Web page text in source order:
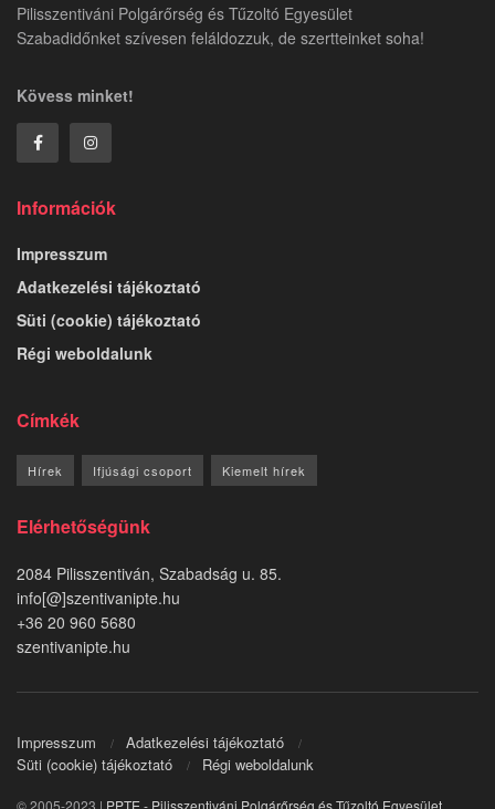
Pilisszentiváni Polgárőrség és Tűzoltó Egyesület
Szabadidőnket szívesen feláldozzuk, de szertteinket soha!
Kövess minket!
Információk
Impresszum
Adatkezelési tájékoztató
Süti (cookie) tájékoztató
Régi weboldalunk
Címkék
Hírek Ifjúsági csoport Kiemelt hírek
Elérhetőségünk
2084 Pilisszentiván, Szabadság u. 85.
info[@]szentivanipte.hu
+36 20 960 5680
szentivanipte.hu
Impresszum
Adatkezelési tájékoztató
Süti (cookie) tájékoztató
Régi weboldalunk